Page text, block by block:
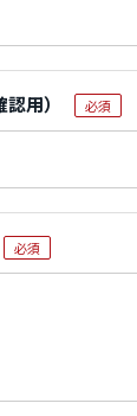
用） 必須
必須